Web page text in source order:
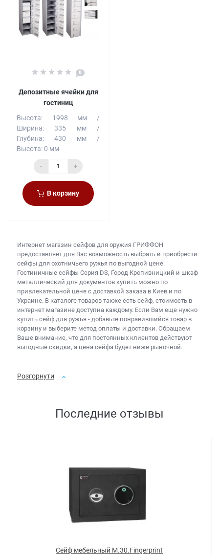
0
Депозитные ячейки для
гостиниц
Высота:
1998 мм
Ширина:
335 мм
Глубина:
430 мм
Высота:0 мм
- +
В корзину
Интернет магазин сейфов для оружия ГРИФФОН
предоставляет для Вас возможность выбрать и приобрести
сейфы для охотничьего ружья по выгодной цене.
Гостиничные сейфы Серия DS, Город Кропивницкий и шкаф
металлический для документов купить можно по
привлекательной цене с доставкой заказа в Киев и по
Украине. В каталоге товаров также есть сейф, стоимость в
интернет магазине доступна каждому. Если Вам еще нужно
купить сейф для ружья - добавьте понравившийся товар в
корзину и выберите метод оплаты и доставки. Обращаем
Ваше внимание, что для постоянных клиентов действуют
выгодные скидки, а цена сейфа будет ниже рыночной.
Розгорнути
Последние отзывы
Сейф мебельный M.30.Fingerprint